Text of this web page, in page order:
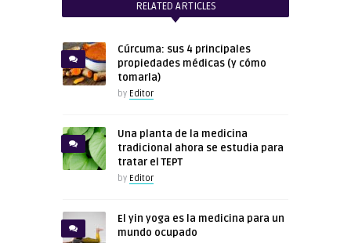
RELATED ARTICLES
Cúrcuma: sus 4 principales
propiedades médicas (y cómo
tomarla)
by Editor
Una planta de la medicina
tradicional ahora se estudia para
tratar el TEPT
by Editor
El yin yoga es la medicina para un
mundo ocupado